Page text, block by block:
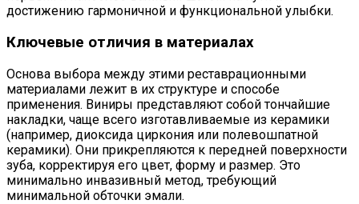
достижению гармоничной и функциональной улыбки.
Ключевые отличия в материалах
Основа выбора между этими реставрационными
материалами лежит в их структуре и способе
применения. Виниры представляют собой тончайшие
накладки, чаще всего изготавливаемые из керамики
(например, диоксида циркония или полевошпатной
керамики). Они прикрепляются к передней поверхности
зуба, корректируя его цвет, форму и размер. Это
минимально инвазивный метод, требующий
минимальной обточки эмали.